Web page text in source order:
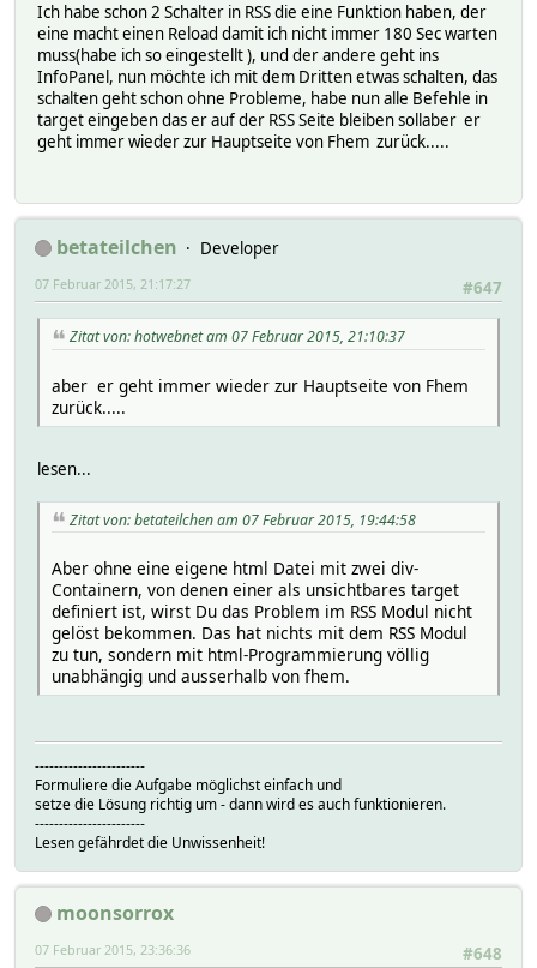
Ich habe schon 2 Schalter in RSS die eine Funktion haben, der
eine macht einen Reload damit ich nicht immer 180 Sec warten
muss(habe ich so eingestellt ), und der andere geht ins
InfoPanel, nun möchte ich mit dem Dritten etwas schalten, das
schalten geht schon ohne Probleme, habe nun alle Befehle in
target eingeben das er auf der RSS Seite bleiben sollaber er
geht immer wieder zur Hauptseite von Fhem zurück.....
betateilchen
Developer
#647
07 Februar 2015, 21:17:27
Zitat von: hotwebnet am 07 Februar 2015, 21:10:37
aber er geht immer wieder zur Hauptseite von Fhem
zurück.....
lesen...
Zitat von: betateilchen am 07 Februar 2015, 19:44:58
Aber ohne eine eigene html Datei mit zwei div-
Containern, von denen einer als unsichtbares target
definiert ist, wirst Du das Problem im RSS Modul nicht
gelöst bekommen. Das hat nichts mit dem RSS Modul
zu tun, sondern mit html-Programmierung völlig
unabhängig und ausserhalb von fhem.
-----------------------
Formuliere die Aufgabe möglichst einfach und
setze die Lösung richtig um - dann wird es auch funktionieren.
-----------------------
Lesen gefährdet die Unwissenheit!
moonsorrox
#648
07 Februar 2015, 23:36:36